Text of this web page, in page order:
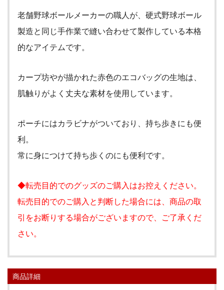
老舗野球ボールメーカーの職人が、硬式野球ボール
製造と同じ手作業で縫い合わせて製作している本格
的なアイテムです。
カープ坊やが描かれた赤色のエコバッグの生地は、
肌触りがよく丈夫な素材を使用しています。
ポーチにはカラビナがついており、持ち歩きにも便
利。
常に身につけて持ち歩くのにも便利です。
◆転売目的でのグッズのご購入はお控えください。
転売目的でのご購入と判断した場合には、商品の取
引をお断りする場合がございますので、ご了承くだ
さい。
商品詳細